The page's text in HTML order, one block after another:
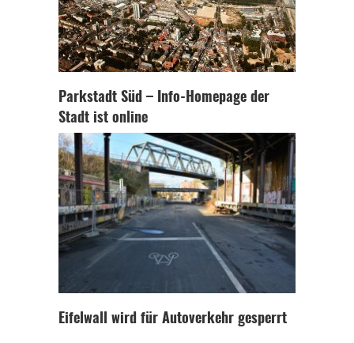
Parkstadt Süd – Info-Homepage der
Stadt ist online
Eifelwall wird für Autoverkehr gesperrt